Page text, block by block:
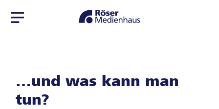
Navigation
Seiteninhalt
…und was kann man
tun?